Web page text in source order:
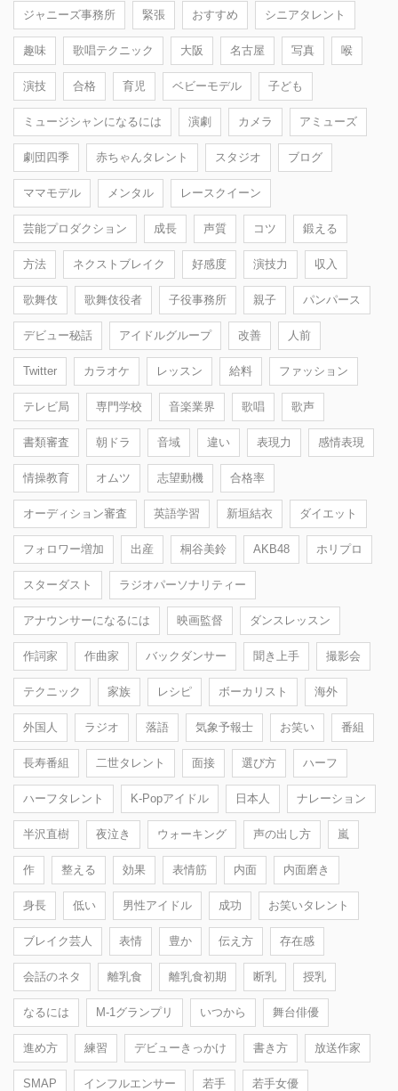
ジャニーズ事務所 緊張 おすすめ シニアタレント
趣味 歌唱テクニック 大阪 名古屋 写真 喉
演技 合格 育児 ベビーモデル 子ども
ミュージシャンになるには 演劇 カメラ アミューズ
劇団四季 赤ちゃんタレント スタジオ ブログ
ママモデル メンタル レースクイーン
芸能プロダクション 成長 声質 コツ 鍛える
方法 ネクストブレイク 好感度 演技力 収入
歌舞伎 歌舞伎役者 子役事務所 親子 パンパース
デビュー秘話 アイドルグループ 改善 人前
Twitter カラオケ レッスン 給料 ファッション
テレビ局 専門学校 音楽業界 歌唱 歌声
書類審査 朝ドラ 音域 違い 表現力 感情表現
情操教育 オムツ 志望動機 合格率
オーディション審査 英語学習 新垣結衣 ダイエット
フォロワー増加 出産 桐谷美鈴 AKB48 ホリプロ
スターダスト ラジオパーソナリティー
アナウンサーになるには 映画監督 ダンスレッスン
作詞家 作曲家 バックダンサー 聞き上手 撮影会
テクニック 家族 レシピ ボーカリスト 海外
外国人 ラジオ 落語 気象予報士 お笑い 番組
長寿番組 二世タレント 面接 選び方 ハーフ
ハーフタレント K-Popアイドル 日本人 ナレーション
半沢直樹 夜泣き ウォーキング 声の出し方 嵐
作 整える 効果 表情筋 内面 内面磨き
身長 低い 男性アイドル 成功 お笑いタレント
ブレイク芸人 表情 豊か 伝え方 存在感
会話のネタ 離乳食 離乳食初期 断乳 授乳
なるには M-1グランプリ いつから 舞台俳優
進め方 練習 デビューきっかけ 書き方 放送作家
SMAP インフルエンサー 若手 若手女優